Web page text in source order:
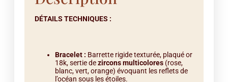
DÉTAILS TECHNIQUES :
Bracelet : Barrette rigide texturée, plaqué or
18k, sertie dezircons multicolores (rose,
blanc, vert, orange) évoquant les reflets de
l’océan sous les étoiles.